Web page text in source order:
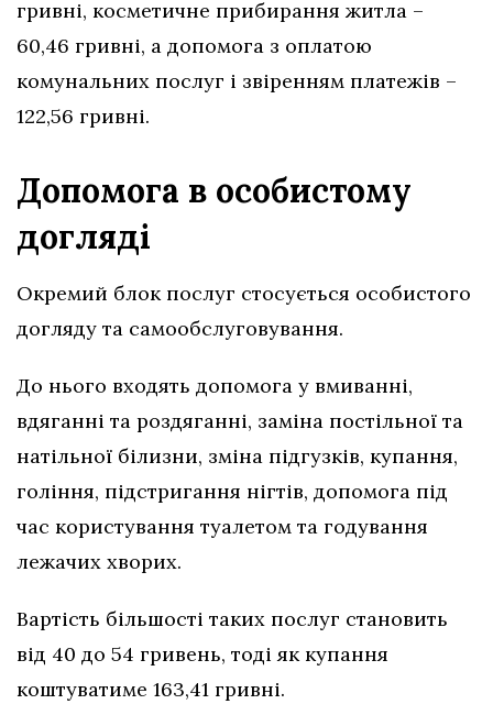
гривні, косметичне прибирання житла –
60,46 гривні, а допомога з оплатою
комунальних послуг і звіренням платежів –
122,56 гривні.
Допомога в особистому
догляді
Окремий блок послуг стосується особистого
догляду та самообслуговування.
До нього входять допомога у вмиванні,
вдяганні та роздяганні, заміна постільної та
натільної білизни, зміна підгузків, купання,
гоління, підстригання нігтів, допомога під
час користування туалетом та годування
лежачих хворих.
Вартість більшості таких послуг становить
від 40 до 54 гривень, тоді як купання
коштуватиме 163,41 гривні.